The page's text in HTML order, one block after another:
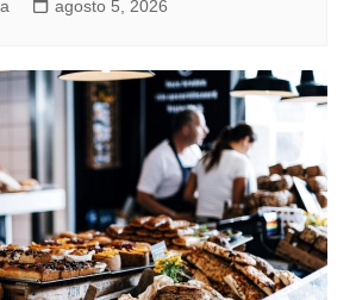
agosto 5, 2026